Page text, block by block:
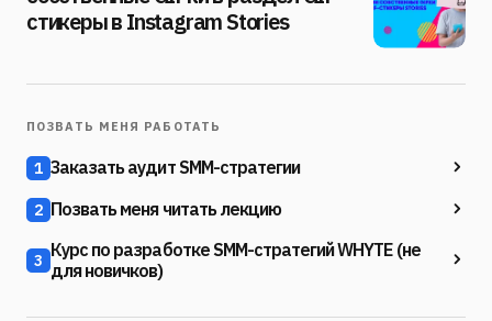
стикеры в Instagram Stories
ПОЗВАТЬ МЕНЯ РАБОТАТЬ
1 Заказать аудит SMM-стратегии
2 Позвать меня читать лекцию
3 Курс по разработке SMM-стратегий WHYTE (не
для новичков)